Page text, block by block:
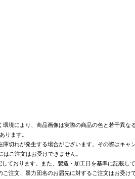
境により、商品画像は実際の商品の色と若干異
ります。
切れが発生する場合がございます。その際はキャ
ご注文はお受けできません。
ております。また、製造・加工日を基準に記載し
注文、暴力団名のお届先に対するご注文はお受け